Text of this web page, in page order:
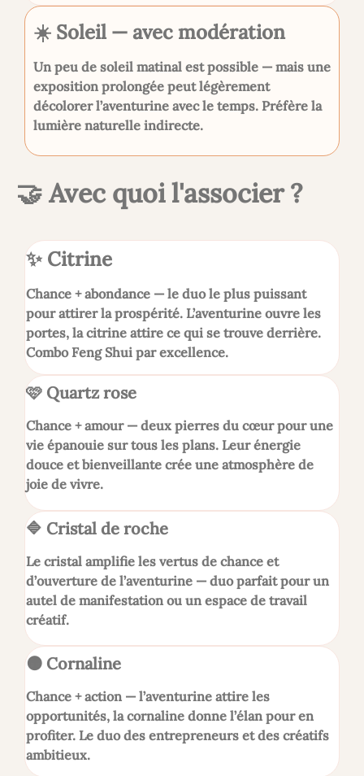
☀️ Soleil — avec modération
Un peu de soleil matinal est possible — mais une
exposition prolongée peut légèrement
décolorer l’aventurine avec le temps. Préfère la
lumière naturelle indirecte.
🤝 Avec quoi l'associer ?
✨ Citrine
Chance + abondance — le duo le plus puissant
pour attirer la prospérité. L’aventurine ouvre les
portes, la citrine attire ce qui se trouve derrière.
Combo Feng Shui par excellence.
🩷 Quartz rose
Chance + amour — deux pierres du cœur pour une
vie épanouie sur tous les plans. Leur énergie
douce et bienveillante crée une atmosphère de
joie de vivre.
🔷 Cristal de roche
Le cristal amplifie les vertus de chance et
d’ouverture de l’aventurine — duo parfait pour un
autel de manifestation ou un espace de travail
créatif.
🟠 Cornaline
Chance + action — l’aventurine attire les
opportunités, la cornaline donne l’élan pour en
profiter. Le duo des entrepreneurs et des créatifs
ambitieux.